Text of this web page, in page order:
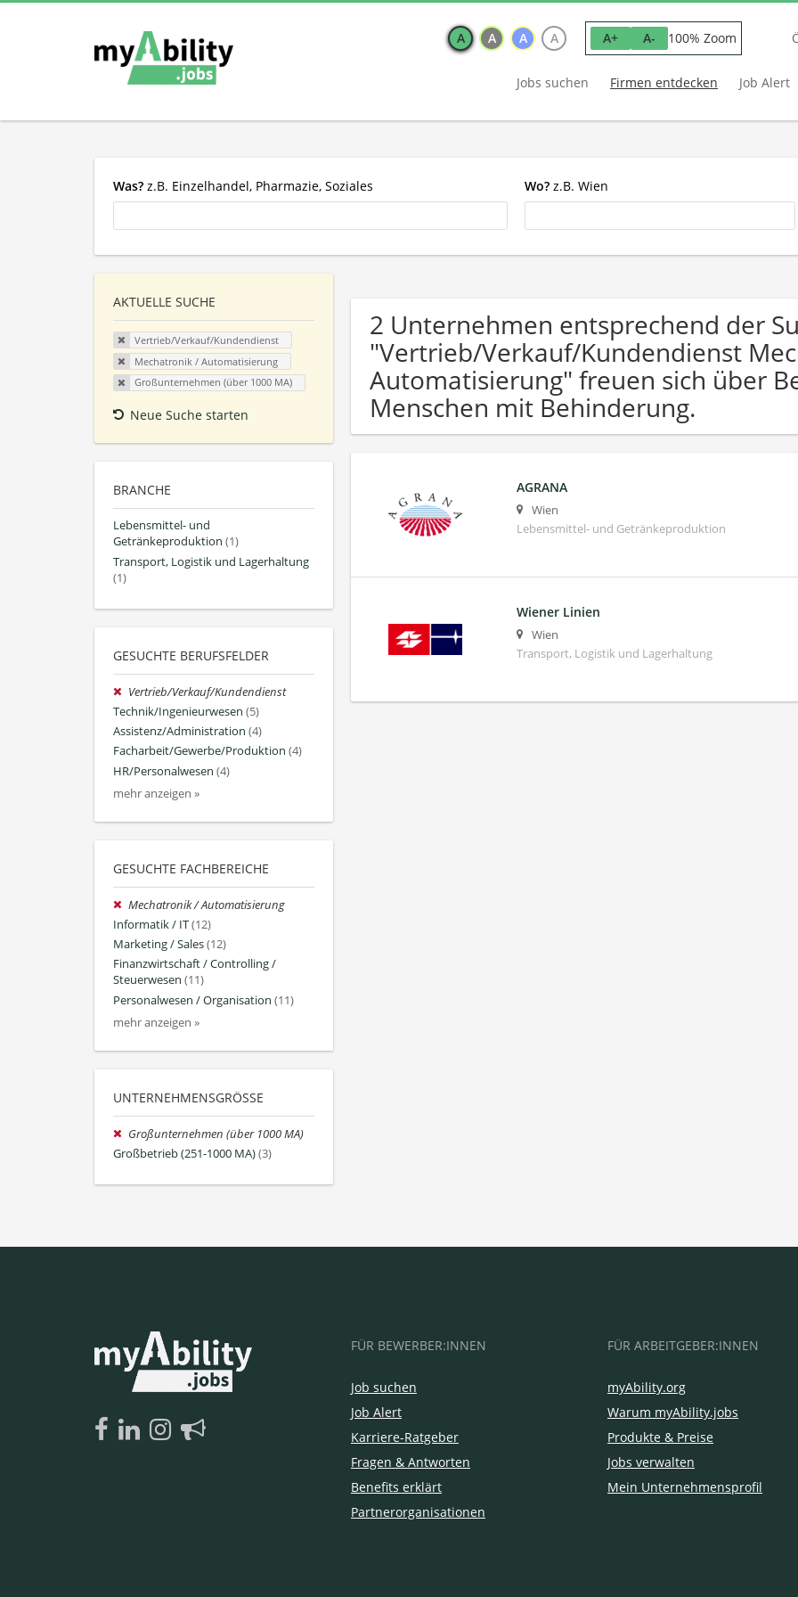
A A A A A+ A- 100% Zoom
Jobs suchen Firmen entdecken Job Alert
Was? z.B. Einzelhandel, Pharmazie, Soziales Wo? z.B. Wien
AKTUELLE SUCHE
Vertrieb/Verkauf/Kundendienst
Mechatronik / Automatisierung
Großunternehmen (über 1000 MA)
Neue Suche starten
BRANCHE
Lebensmittel- und
Getränkeproduktion (1)
Transport, Logistik und Lagerhaltung
(1)
GESUCHTE BERUFSFELDER
Vertrieb/Verkauf/Kundendienst
Technik/Ingenieurwesen (5)
Assistenz/Administration (4)
Facharbeit/Gewerbe/Produktion (4)
HR/Personalwesen (4)
mehr anzeigen »
GESUCHTE FACHBEREICHE
Mechatronik / Automatisierung
Informatik / IT(12)
Marketing / Sales(12)
Finanzwirtschaft / Controlling /
Steuerwesen (11)
Personalwesen / Organisation (11)
mehr anzeigen »
UNTERNEHMENSGRÖSSE
Großunternehmen (über 1000 MA)
Großbetrieb (251-1000 MA)(3)
2 Unternehmen entsprechend der
"Vertrieb/Verkauf/Kundendienst
Automatisierung" freuen sich über
Menschen mit Behinderung.
AGRANA
Wien
Lebensmittel- und Getränkeproduktion
Wiener Linien
Wien
Transport, Logistik und Lagerhaltung
FÜR BEWERBER:INNEN
Job suchen
Job Alert
Karriere-Ratgeber
Fragen & Antworten
Benefits erklärt
Partnerorganisationen
FÜR ARBEITGEBER:INNEN
myAbility.org
Warum myAbility.jobs
Produkte & Preise
Jobs verwalten
Mein Unternehmensprofil